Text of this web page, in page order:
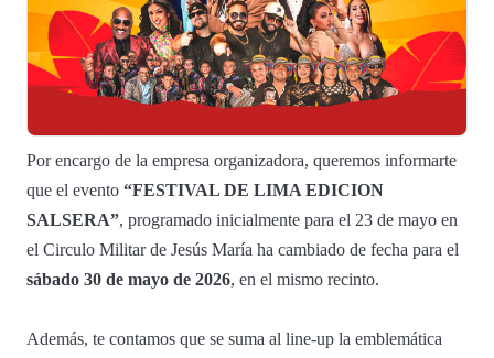
Por encargo de la empresa organizadora, queremos informarte
que el evento “FESTIVAL DE LIMA EDICION
SALSERA”, programado inicialmente para el 23 de mayo en
el Circulo Militar de Jesús María ha cambiado de fecha para el
sábado 30 de mayo de 2026, en el mismo recinto.
Además, te contamos que se suma al line-up la emblemática